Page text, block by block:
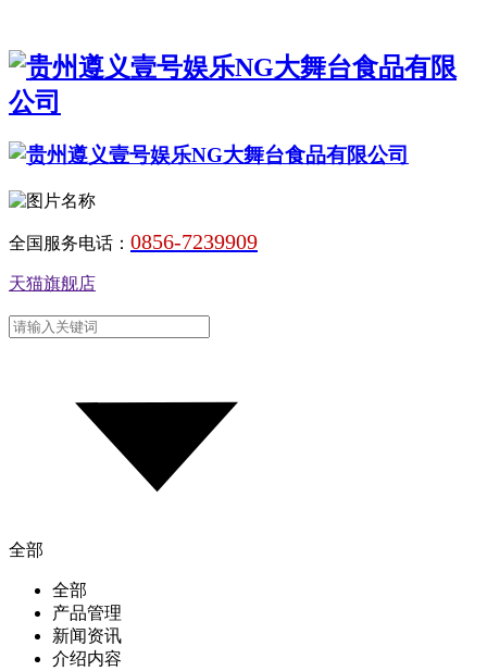
全国服务电话： 0856-7239909
天猫旗舰店
全部
全部
产品管理
新闻资讯
介绍内容